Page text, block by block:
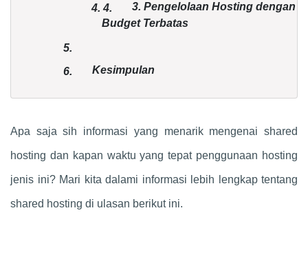
4.4.
3. Pengelolaan Hosting dengan
Budget Terbatas
5.
6.
Kesimpulan
Apa saja sih informasi yang menarik mengenai shared
hosting dan kapan waktu yang tepat penggunaan hosting
jenis ini? Mari kita dalami informasi lebih lengkap tentang
shared hosting di ulasan berikut ini.